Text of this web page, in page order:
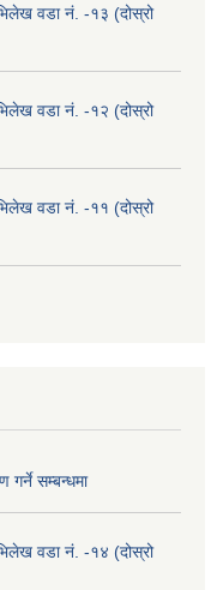
वडा नं. -१३ (दोस्रो
वडा नं. -१२ (दोस्रो
वडा नं. -११ (दोस्रो
गर्ने सम्बन्धमा
वडा नं. -१४ (दोस्रो